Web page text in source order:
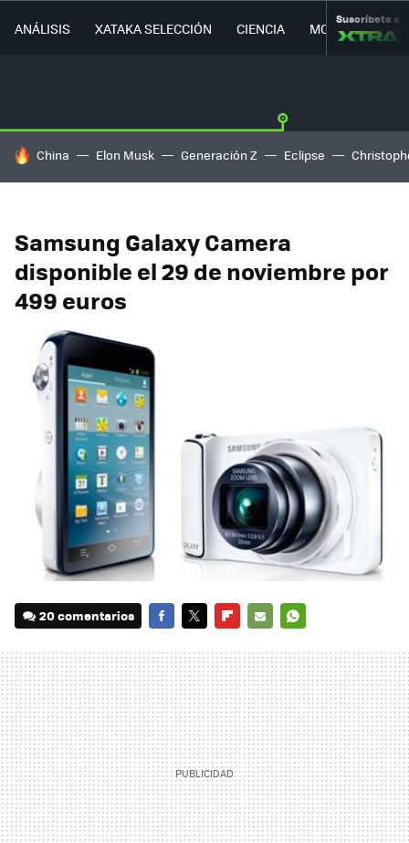
ANÁLISIS XATAKA SELECCIÓN CIENCIA MOVILIDAD
Suscríbete a
HOY SE HABLA DE
China Elon Musk Generación Z Eclipse
Samsung Galaxy Camera
disponible el 29 de noviembre por
499 euros
20 comentarios
MAIL